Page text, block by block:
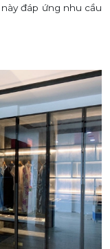
đáp ứng nhu cầu